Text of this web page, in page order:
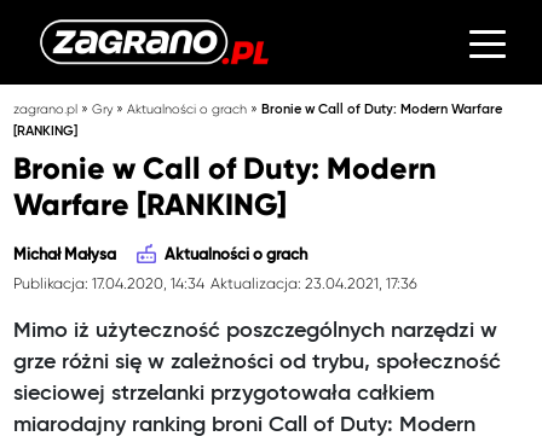
zagrano.pl »Gry»Aktualności o grach »Bronie w Call of Duty: Modern Warfare
[RANKING]
Bronie w Call of Duty: Modern
Warfare [RANKING]
Michał Małysa Aktualności o grach
Publikacja: 17.04.2020, 14:34 Aktualizacja: 23.04.2021, 17:36
Mimo iż użyteczność poszczególnych narzędzi w
grze różni się w zależności od trybu, społeczność
sieciowej strzelanki przygotowała całkiem
miarodajny ranking broni Call of Duty: Modern